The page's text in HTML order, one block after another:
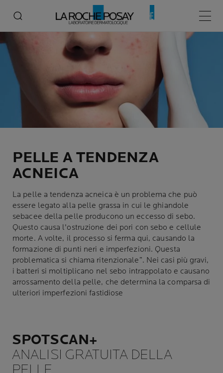
Menù
Pelle a tendenza acneica
PELLE A TENDENZA
ACNEICA
La pelle a tendenza acneica è un problema che può
essere legato alla pelle grassa in cui le ghiandole
sebacee della pelle producono un eccesso di sebo.
Questo causa l'ostruzione dei pori con sebo e cellule
morte. A volte, il processo si ferma qui, causando la
formazione di punti neri e imperfezioni. Questa
problematica si chiama ritenzionale”. Nei casi più gravi,
i batteri si moltiplicano nel sebo intrappolato e causano
arrossamento della pelle, che determina la comparsa di
ulteriori imperfezioni fastidiose
SPOTSCAN+
ANALISI GRATUITA DELLA